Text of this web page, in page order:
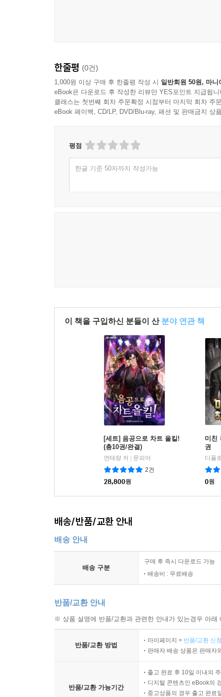
한줄평 (0건)
1,000원 이상 구매 후 한줄평 작성 시 일반회원 50원, 마니
eBook은 다운로드 후 작성한 리뷰만 YES포인트 지급됩니
클래스는 첫번째 회차 주문확정 시점부터 마지막 회차 주
eBook 페이백, CD/LP, DVD/Blu-ray, 패션 및 판매금지 상
평점
한글 기준 50자까지 작성가능
이 책을 구입하신 분들이 산 분야 연관 책
[세트] 음공으로 차트 올킬!
(총10권/완결)
연태량 저 | 문피아
2건
28,800원
미친
권
디플
0원
배송/반품/교환 안내
배송 안내
배송 구분
구매 후 즉시 다운로드 가능
배송비 : 무료배송
반품/교환 안내
※ 상품 설명에 반품/교환과 관련한 안내가 있는경우 아
반품/교환 방법
마이페이지 > 반품/교환 신
판매자 배송 상품은 판매자
반품/교환 가능기간
출고 완료 후 10일 이내의
디지털 콘텐츠인 eBook의
중고상품의 경우 출고 완료